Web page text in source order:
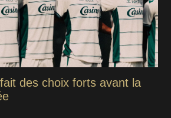
des choix forts avant la